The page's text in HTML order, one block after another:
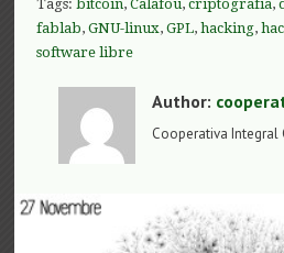
Tags:bitcoin,Calafou,criptografía,
fablab,GNU-linux,GPL,hacking,
software libre
Author:
Cooperativa Integral